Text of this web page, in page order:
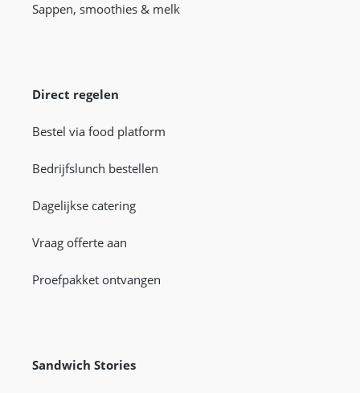
Sappen, smoothies & melk
Direct regelen
Bestel via food platform
Bedrijfslunch bestellen
Dagelijkse catering
Vraag offerte aan
Proefpakket ontvangen
Sandwich Stories